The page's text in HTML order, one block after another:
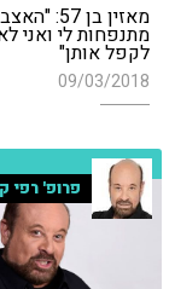
מאזין בן 57:
מתנפחות לי ואני
לקפל אותן"
09/03/2018
פרופ' רפי